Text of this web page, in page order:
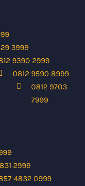
3999
9390 2999
0812 9590 8999
0812 9703
7999
2999
4832 0999